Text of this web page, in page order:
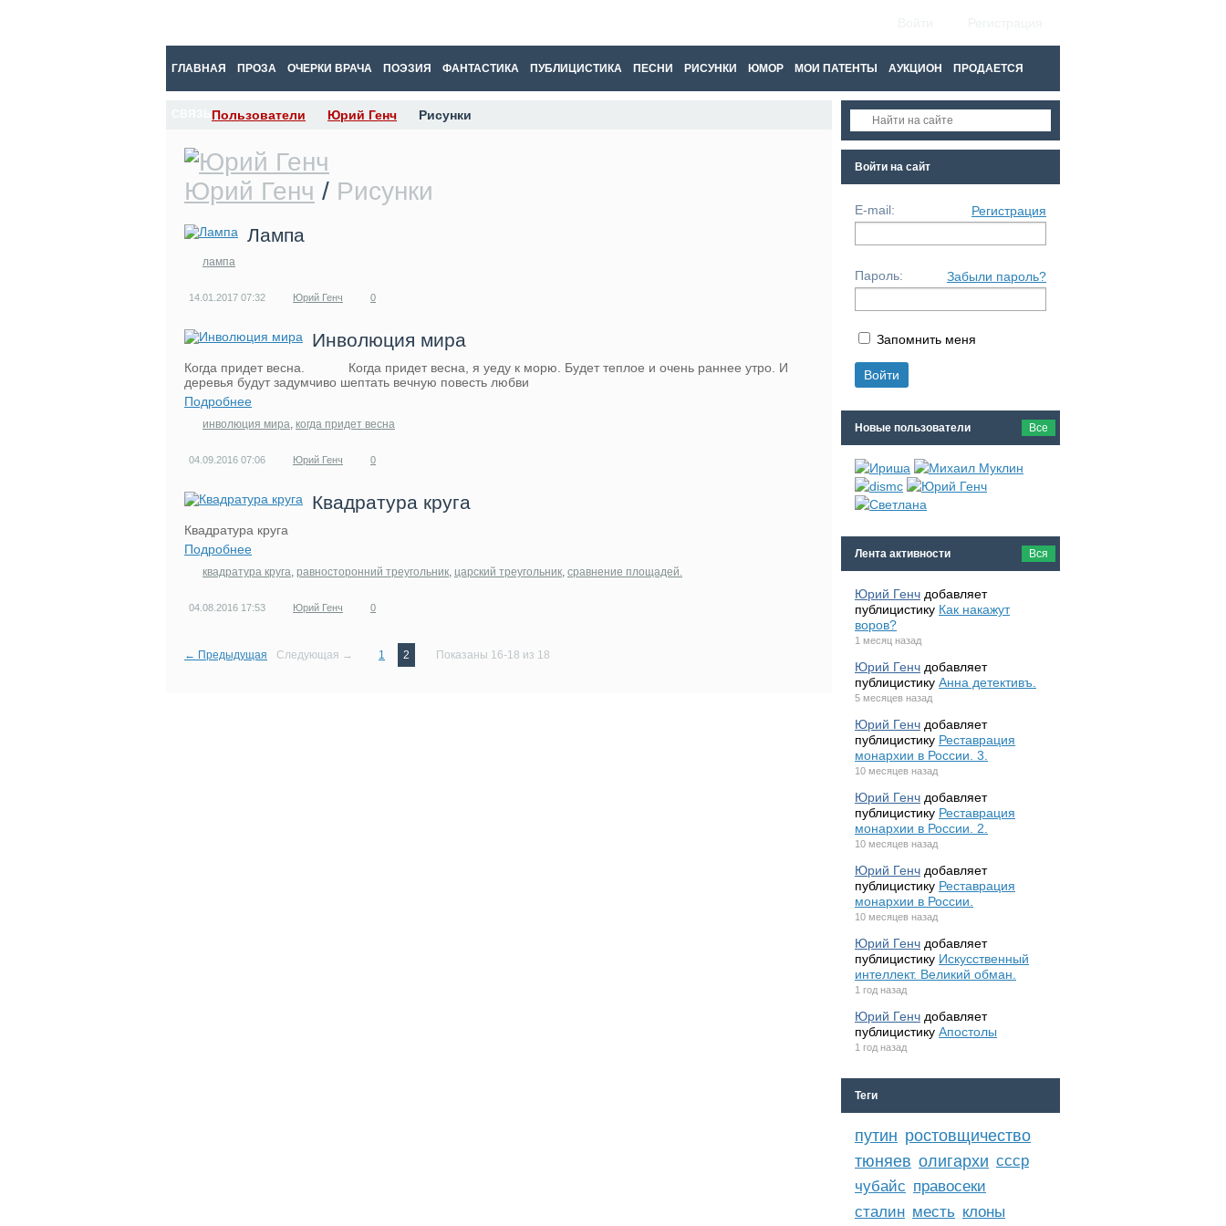
ГЛАВНАЯ ПРОЗА ОЧЕРКИ ВРАЧА ПОЭЗИЯ ФАНТАСТИКА ПУБЛИЦИСТИКА ПЕСНИ РИСУНКИ ЮМОР МОИ ПАТЕНТЫ АУКЦИОН ПРОДАЕТСЯ
Пользователи Юрий Генч Рисунки
Юрий Генч / Рисунки
Лампа
лампа
14.01.2017 07:32 Юрий Генч 0
Инволюция мира
Когда придет весна. Когда придет весна, я уеду к морю. Будет теплое и очень раннее утро. И
деревья будут задумчиво шептать вечную повесть любви
Подробнее
инволюция мира, когда придет весна
04.09.2016 07:06 Юрий Генч 0
Квадратура круга
Квадратура круга
Подробнее
квадратура круга, равносторонний треугольник, царский треугольник, сравнение площадей.
04.08.2016 17:53 Юрий Генч 0
← Предыдущая Следующая → 1 2 Показаны 16-18 из 18
Войти на сайт
E-mail: Регистрация
Пароль: Забыли пароль?
Запомнить меня
Новые пользователи Все
Лента активности Вся
Юрий Генч добавляет
публицистику Как накажут
воров?
1 месяц назад
Юрий Генч добавляет
публицистику Анна детективъ.
5 месяцев назад
Юрий Генч добавляет
публицистику Реставрация
монархии в России. 3.
10 месяцев назад
Юрий Генч добавляет
публицистику Реставрация
монархии в России. 2.
10 месяцев назад
Юрий Генч добавляет
публицистику Реставрация
монархии в России.
10 месяцев назад
Юрий Генч добавляет
публицистику Искусственный
интеллект. Великий обман.
1 год назад
Юрий Генч добавляет
публицистику Апостолы
1 год назад
Теги
путин ростовщичество
тюняев олигархи ссср
чубайс правосеки
сталин месть клоны